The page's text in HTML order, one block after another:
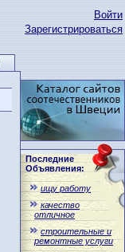
Войти
Зарегистрироваться
Последние
Объявления:
ищу работу
качество
отличное
строительные и
ремонтные услуги